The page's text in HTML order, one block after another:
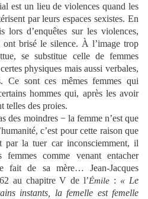
est un lieu de violences quand les
par leurs espaces sexistes. En
lors d’enquêtes sur les violences,
ont brisé le silence. À l’image trop
se substitue celle de femmes
physiques mais aussi verbales,
Ce sont ces mêmes femmes qui
hommes qui, après les avoir
telles des proies.
des moindres − la femme n’est que
c’est pour cette raison que
la tuer car inconsciemment, il
femmes comme venant entacher
fait de sa mère… Jean-Jacques
au chapitre V de l’Émile : « Le
instants, la femelle est femelle